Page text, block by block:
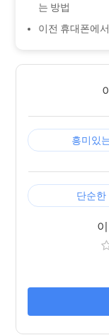
는 방법
이전 휴대폰에
흥미있
단순한